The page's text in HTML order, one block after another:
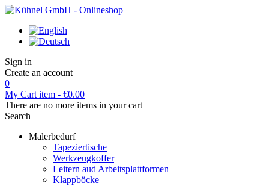
Sign in
Create an account
0
My Cart item - €0.00
There are no more items in your cart
Search
Malerbedurf
Tapeziertische
Werkzeugkoffer
Leitern aud Arbeitsplattformen
Klappböcke